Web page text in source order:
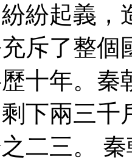
紛起義，
斥了整個
十年。秦
下兩三
二三。